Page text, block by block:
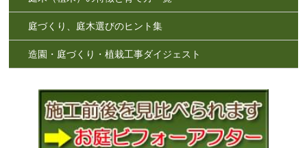
庭づくり、庭木選びのヒント集
造園・庭づくり・植栽工事ダイジェスト